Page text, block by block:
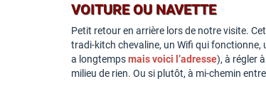
VOITURE OU NAVETTE
Petit retour en arrière lors de notre visite.
tradi-kitch chevaline, un Wifi qui fonctionne,
a longtempsmais voici l’adresse), à régler
milieu de rien. Ou si plutôt, à mi-chemin